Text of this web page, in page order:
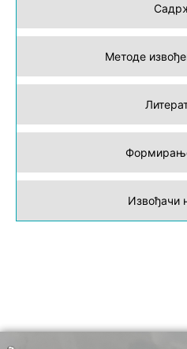
Методе
Извођачи